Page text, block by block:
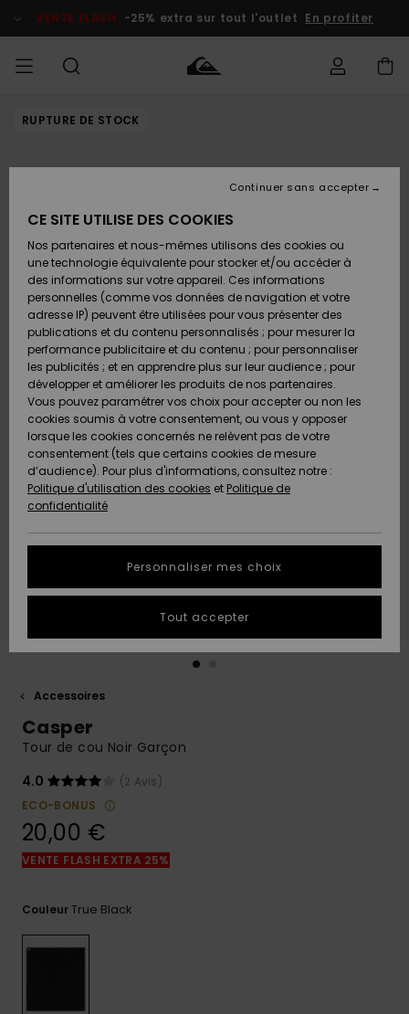
l'information
le
VENTE FLASH -25% extra sur tout l'outlet En profiter
HOMME
Accessoires
Chaussures
& Tongs
Surf
Snow
Nouveautés
A
Découvrir
Accessoires
Chaussures
& Tongs
Surf
Snow
Nouveautés
A
Découvrir
FEMME
Nouveautés
A
Découvrir
Snow
SURF
Enfant
Highlights
Communauté
SNOW
Snow
Shop
Enfant
Snow
Shop
Femme
A
Découvrir
Communauté
VENTE
FLASH
Enfant
Outlet
Femme
Préférences
Langue Et
Région
Nederlands
AIDE &
CONTACT
Retours
Paiement
Carte
Cadeau
Quiksilver
Freedom
Protection
des données
Démarrez
pour obtenir
Démarrer
conversation
questions
COLLECTION
CARTE
CADEAU
LISTE DE
SOUHAITS
RUPTURE DE STOCK
Accessoires
Casper
Tour de cou Noir Garçon
4.0
(2 Avis)
ECO-BONUS
20,00 €
VENTE FLASH EXTRA 25%
CouleurTrue Black
CE SITE UTILISE DES COOKIES
Nos partenaires et nous-mêmes utilisons des cookies ou
une technologie équivalente pour stocker et/ou accéder à
des informations sur votre appareil. Ces informations
personnelles (comme vos données de navigation et votre
adresse IP) peuvent être utilisées pour vous présenter des
publications et du contenu personnalisés ; pour mesurer la
performance publicitaire et du contenu ; pour personnaliser
les publicités ; et en apprendre plus sur leur audience ; pour
développer et améliorer les produits de nos partenaires.
Vous pouvez paramétrer vos choix pour accepter ou non les
cookies soumis à votre consentement, ou vous y opposer
lorsque les cookies concernés ne relèvent pas de votre
consentement (tels que certains cookies de mesure
d’audience). Pour plus d'informations, consultez notre :
Politique d'utilisation des cookies et Politique de
confidentialité
Personnaliser mes choix
Continuer sans accepter
Tout accepter